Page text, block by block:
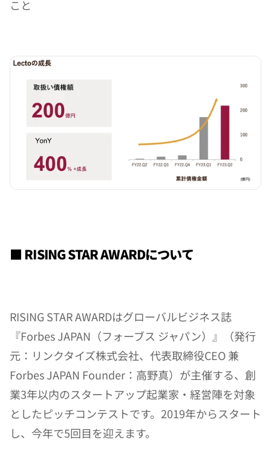
こと
■ RISING STAR AWARDについて
RISING STAR AWARDはグローバルビジネス誌
『Forbes JAPAN（フォーブス ジャパン）』（発行
元：リンクタイズ株式会社、代表取締役CEO 兼
Forbes JAPAN Founder：高野真）が主催する、創
業3年以内のスタートアップ起業家・経営陣を対象
としたピッチコンテストです。2019年からスタート
し、今年で5回目を迎えます。